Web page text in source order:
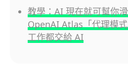
教學：AI 現在就可幫你
OpenAI Atlas「代理模
工作都交給 AI